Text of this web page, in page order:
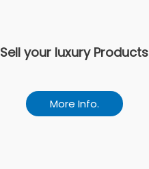
Sell your luxury Products
More Info.